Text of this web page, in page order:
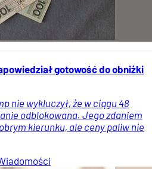
gotowość do obniżki
nie wykluczył, że w ciągu 48
odblokowana. Jego zdaniem
kierunku, ale ceny paliw nie